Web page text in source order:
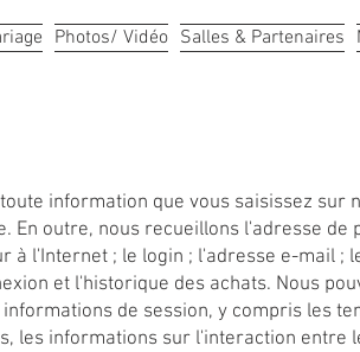
Photos/ Vidéo Salles & Partenaires
information que vous saisissez sur
En outre, nous recueillons l'adresse de
l'Internet ; le login ; l'adresse e-mail ;
et l'historique des achats. Nous
de session, y compris les
les informations sur l'interaction entre